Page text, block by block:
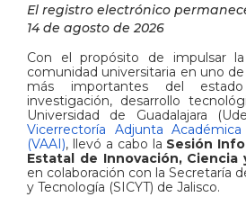
El registro electrónico
14 de agosto de 2026
Con el propósito de impulsar
comunidad universitaria en uno
más importantes del
investigación, desarrollo
Universidad de Guadalajara
Vicerrectoría Adjunta
(VAAI), llevó a cabo la Sesión
Estatal de Innovación, Ciencia
en colaboración con la Secretaría
y Tecnología (SICYT) de Jalisco.